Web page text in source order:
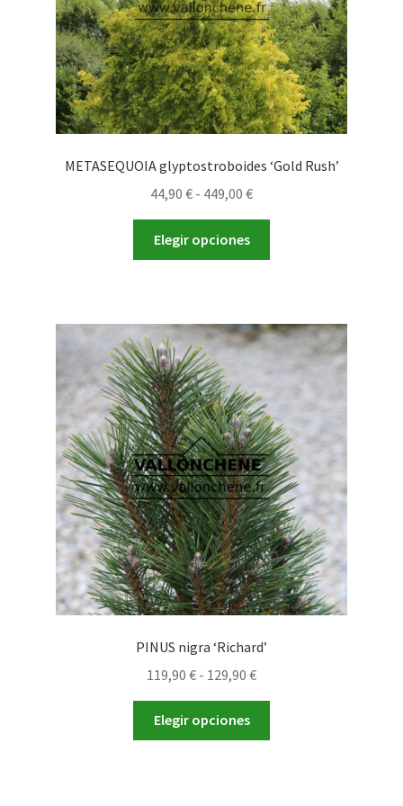
página
de
producto
METASEQUOIA glyptostroboides ‘Gold Rush’
44,90 € - 449,00 €Rango
desde
449,00 €
Elegir opciones
Las
opciones
pueden
elegir
en
la
página
de
producto
PINUS nigra ‘Richard’
119,90 € - 129,90 €Rango
desde
Elegir opciones